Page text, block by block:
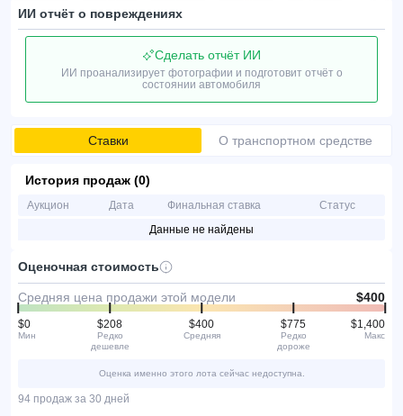
ИИ отчёт о повреждениях
Сделать отчёт ИИ
ИИ проанализирует фотографии и подготовит отчёт о
состоянии автомобиля
Ставки О транспортном средстве
История продаж (0)
Аукцион Дата Финальная ставка
Статус
Данные не найдены
Оценочная стоимость
Средняя цена продажи этой модели $400
$0
Мин
$208
Редко
дешевле
$400
Средняя
$775
Редко
дороже
$1,400
Макс
Оценка именно этого лота сейчас недоступна.
94 продаж за 30 дней